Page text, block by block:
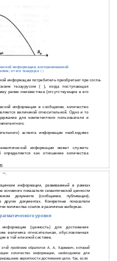
информации, воспринимаемой
от его тезауруса ( )
информации потребитель приобретает при согла-
тезаурусом ( ), когда поступающая
ранее неизвестные (отсутствующие в его
информации в сообщении, количество
величиной относительной. Одно и то
для компетентного пользователя и
аспекта информации необходимо
информации может служить
как отношение количества
.
информации, развиваемый в рамках
основного показателя семантической ценности
документе (сообщении, публикации),
документах. Конкретные показатели
количества ссылок в различных выборках.
уровня
(ценность) для достижения
величина относительная, обусловленная
в той или иной системе.
проблеме обратился А. А. Харкевич, который
количество информации, необходимое для
вероятности достижения цели. Так, если